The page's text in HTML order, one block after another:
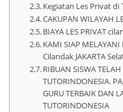
Kegiatan Les Privat di
CAKUPAN WILAYAH
BIAYA LES PRIVAT
KAMI SIAP MELAYANI
Cilandak JAKARTA
RIBUAN SISWA
TUTORINDONESIA.
GURU TERBAIK DAN
TUTORINDONESIA